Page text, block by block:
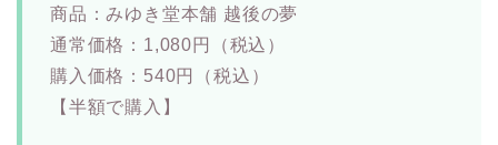
商品：みゆき堂本舗 越後の夢
通常価格：1,080円（税込）
購入価格：540円（税込）
【半額で購入】